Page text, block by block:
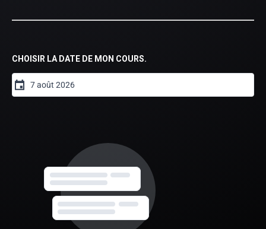
CHOISIR LA DATE DE MON COURS.